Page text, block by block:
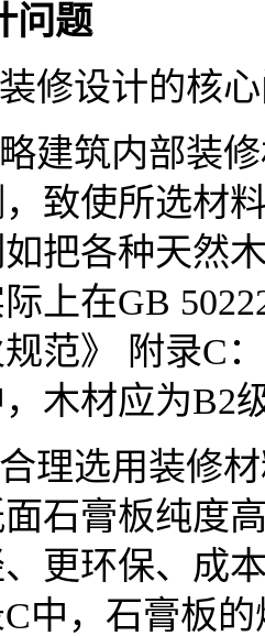
问题
修设计的核
建筑内部装
致使所选材
把各种天然
上在GB
范》 附录C
木材应为B2
理选用装修
石膏板纯度
更环保、成
中，石膏板